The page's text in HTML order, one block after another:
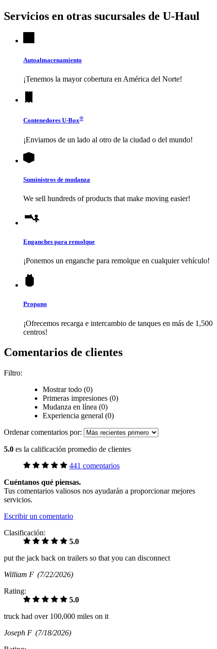
Servicios en otras sucursales de U-Haul
Autoalmacenamiento
¡Tenemos la mayor cobertura en América del Norte!
Contenedores U-Box®
¡Enviamos de un lado al otro de la ciudad o del mundo!
Suministros de mudanza
We sell hundreds of products that make moving easier!
Enganches para remolque
¡Ponemos un enganche para remolque en cualquier vehículo!
Propano
¡Ofrecemos recarga e intercambio de tanques en más de 1,500
centros!
Comentarios de clientes
Filtro:
Mostrar todo (0)
Primeras impresiones (0)
Mudanza en línea (0)
Experiencia general (0)
Ordenar comentarios por:
5.0 es la calificación promedio de clientes
441 comentarios
Cuéntanos qué piensas.
Tus comentarios valiosos nos ayudarán a proporcionar mejores
servicios.
Escribir un comentario
Clasificación:
5.0
put the jack back on trailers so that you can disconnect
William F (7/22/2026)
Rating:
5.0
truck had over 100,000 miles on it
Joseph F (7/18/2026)